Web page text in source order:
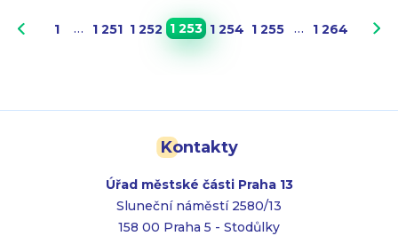
1 … 1 251 1 252 1 253 1 254 1 255 … 1 264
Kontakty
Úřad městské části Praha 13
Sluneční náměstí 2580/13
158 00 Praha 5 - Stodůlky